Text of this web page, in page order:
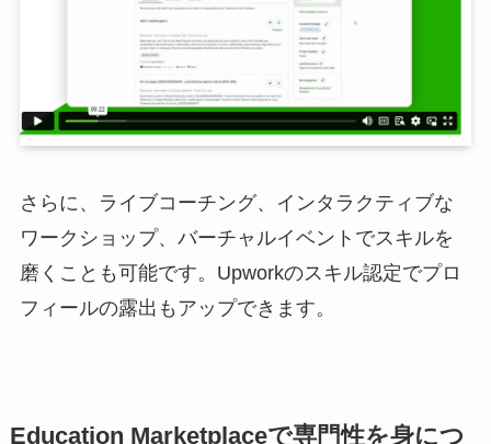
さらに、ライブコーチング、インタラクティブな
ワークショップ、バーチャルイベントでスキルを
磨くことも可能です。Upworkのスキル認定でプロ
フィールの露出もアップできます。
Education Marketplaceで専門性を身につ